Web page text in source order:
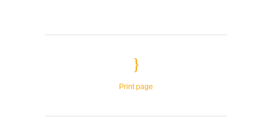
Print page